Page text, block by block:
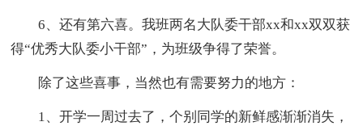
6、还有第六喜。我班两名大队委干部xx和xx双双获
得“优秀大队委小干部”，为班级争得了荣誉。
除了这些喜事，当然也有需要努力的地方：
1、开学一周过去了，个别同学的新鲜感渐渐消失，